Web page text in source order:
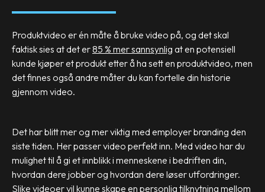
Produktvideo er én måte å bruke video på, og det skal
faktisk sies at det er85 % mer sannsynlig at en potensiell
kunde kjøper et produkt etter å ha sett en produktvideo, men
det finnes også andre måter du kan fortelle din historie
gjennom video.
Det har blitt mer og mer viktig med employer branding den
siste tiden. Her passer video perfekt inn. Med video har du
mulighet til å gi et innblikk i menneskene i bedriften din,
hvordan dere jobber og hvordan dere løser utfordringer.
Slike videoer vil kunne skape en personlig tilknytning mellom